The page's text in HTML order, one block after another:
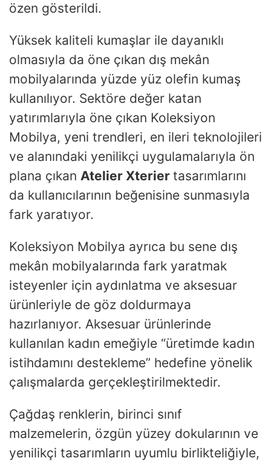
özen gösterildi.
Yüksek kaliteli kumaşlar ile dayanıklı
olmasıyla da öne çıkan dış mekân
mobilyalarında yüzde yüz olefin kumaş
kullanılıyor. Sektöre değer katan
yatırımlarıyla öne çıkan Koleksiyon
Mobilya, yeni trendleri, en ileri teknolojileri
ve alanındaki yenilikçi uygulamalarıyla ön
plana çıkan Atelier Xterier tasarımlarını
da kullanıcılarının beğenisine sunmasıyla
fark yaratıyor.
Koleksiyon Mobilya ayrıca bu sene dış
mekân mobilyalarında fark yaratmak
isteyenler için aydınlatma ve aksesuar
ürünleriyle de göz doldurmaya
hazırlanıyor. Aksesuar ürünlerinde
kullanılan kadın emeğiyle “üretimde kadın
istihdamını destekleme” hedefine yönelik
çalışmalarda gerçekleştirilmektedir.
Çağdaş renklerin, birinci sınıf
malzemelerin, özgün yüzey dokularının ve
yenilikçi tasarımların uyumlu birlikteliğiyle,